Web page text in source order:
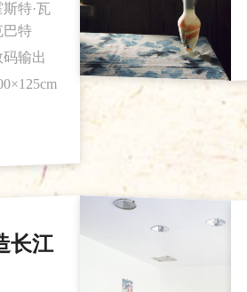
斯特·瓦
巴特
码输出
长江